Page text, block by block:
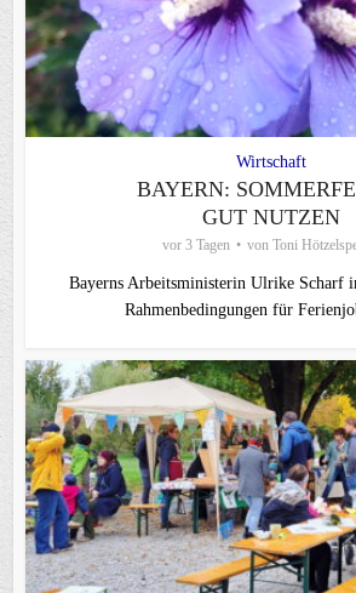
Wirtschaft
BAYERN:
GUT NUTZEN
vor 3 Tagen von Toni
Bayerns Arbeitsministerin Ulrike Scharf
Rahmenbedingungen für